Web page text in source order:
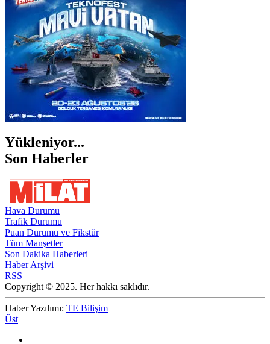
ŞIRNAK
Yükleniyor...
Son Haberler
Hava Durumu
Trafik Durumu
Puan Durumu ve Fikstür
Tüm Manşetler
Son Dakika Haberleri
Haber Arşivi
RSS
Copyright © 2025. Her hakkı saklıdır.
Haber Yazılımı: TE Bilişim
Üst